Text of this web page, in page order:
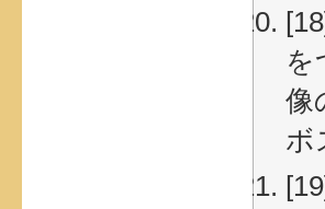
を
像
ボ